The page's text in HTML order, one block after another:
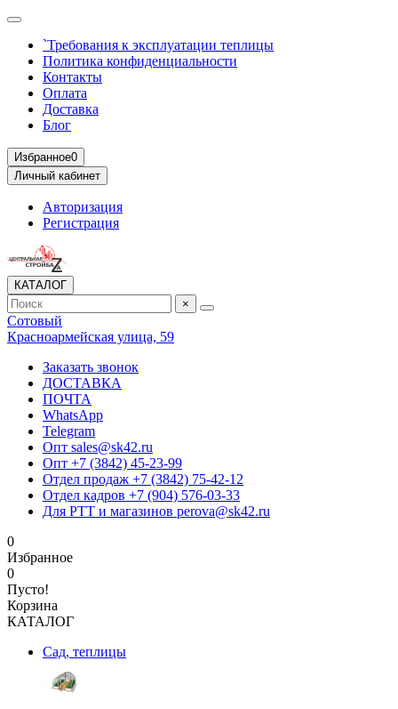
`Требования к эксплуатации теплицы
Политика конфиденциальности
Контакты
Оплата
Доставка
Блог
Избранное0
Личный кабинет
Авторизация
Регистрация
КАТАЛОГ
×
Сотовый
Красноармейская улица, 59
Заказать звонок
ДОСТАВКА
ПОЧТА
WhatsApp
Telegram
Опт sales@sk42.ru
Опт +7 (3842) 45-23-99
Отдел продаж +7 (3842) 75-42-12
Отдел кадров +7 (904) 576-03-33
Для РТТ и магазинов perova@sk42.ru
0
Избранное
0
Пусто!
Корзина
КАТАЛОГ
Сад, теплицы